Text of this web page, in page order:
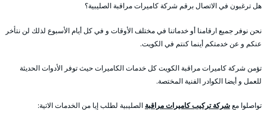
هل ترغبون في الاتصال برقم شركة كاميرات مراقبة الصليبية؟
نحن نوفر جميع ارقامنا أو خدماتنا في مختلف الأوقات و في كل أيام الأسبوع لذلك لن نتأخر
عنكم و عن خدمتكم أينما كنتم في الكويت.
تؤمن شركة كاميرات مراقبة الكويت كل خدمات الكاميرات حيث توفر الأدوات الحديثة
للعمل و أيضا الكوادر الفنية المختصة.
تواصلوا معشركة تركيب كاميرات مراقبة الصليبية لطلب إيا من الخدمات الاتية: